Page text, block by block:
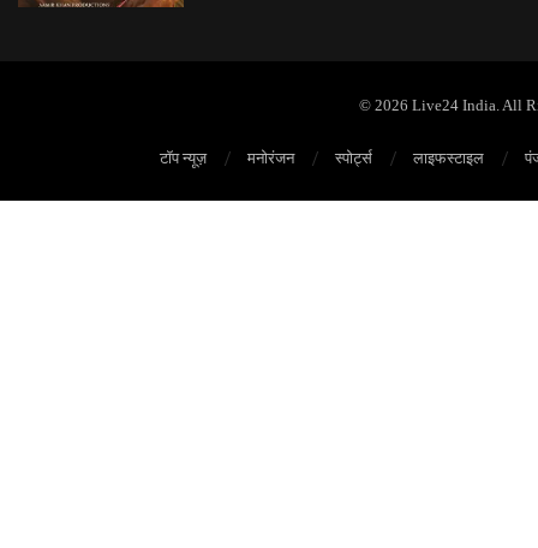
© 2026 Live24 India. All
टॉप न्यूज़ मनोरंजन स्पोर्ट्स लाइफस्टाइल